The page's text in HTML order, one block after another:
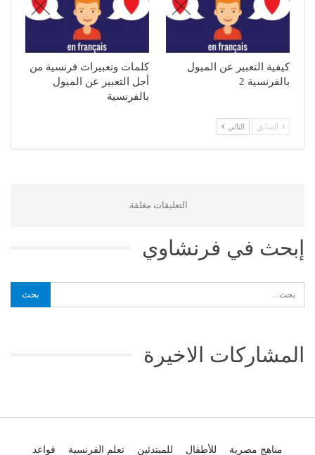
كيفية التعبير عن الميول
بالفرنسية 2
كلمات وتعبيرات فرنسية من
أجل التعبير عن الميول
بالفرنسية
السابق التالي
التعليقات مغلقة.
إبحث في فرنشاوي
المشاركات الاخيرة
مناهج مصرية للأطفال للمبتدئين تعلم الفرنسية قواعد